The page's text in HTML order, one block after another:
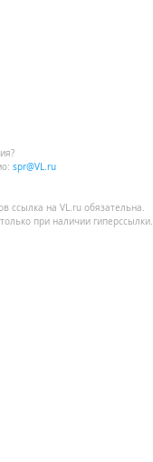
spr@VL.ru
ссылка на VL.ru обязательна.
при наличии гиперссылки.